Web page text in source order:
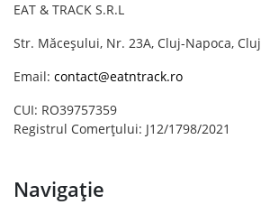
EAT & TRACK S.R.L
Str. Măceșului, Nr. 23A, Cluj-Napoca, Cluj
Email: contact@eatntrack.ro
CUI: RO39757359
Registrul Comerțului: J12/1798/2021
Navigație